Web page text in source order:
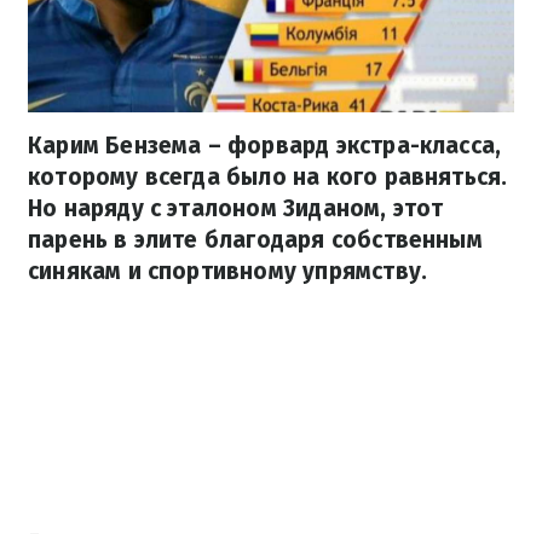
Карим Бензема – форвард экстра-класса,
которому всегда было на кого равняться.
Но наряду с эталоном Зиданом, этот
парень в элите благодаря собственным
синякам и спортивному упрямству.